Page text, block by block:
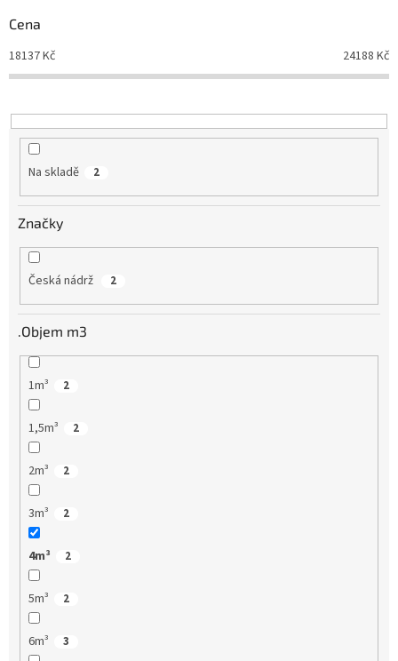
r
o
d
u
t
ů
Cena
18137Kč 24188 Kč
Na skladě 2
Značky
Česká nádrž 2
.Objem m3
1m³ 2
1,5m³ 2
2m³ 2
3m³ 2
4m³ 2
5m³ 2
6m³ 3